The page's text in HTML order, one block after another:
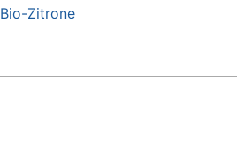
Bio-Zitrone